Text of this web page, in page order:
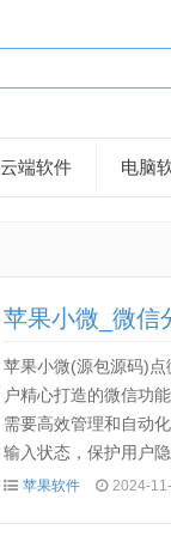
云端软件 电脑
苹果小微_微信
苹果小微(源包源码)
户精心打造的微信功
需要高效管理和自动
输入状态，保护用户
级通讯体验：国内用
苹果软件 2024-